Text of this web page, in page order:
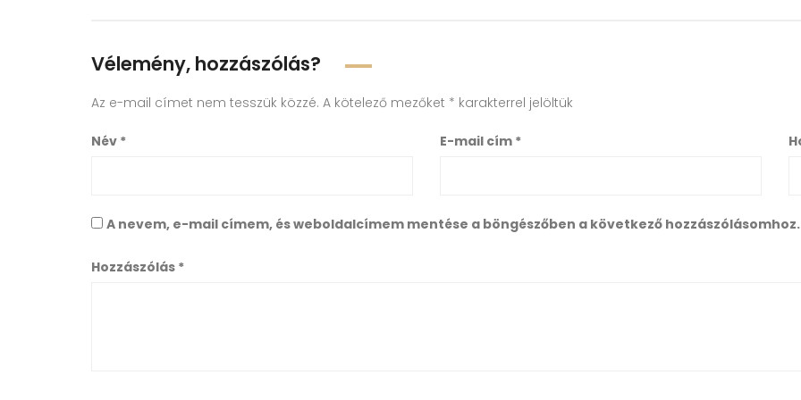
Vélemény, hozzászólás?
Az e-mail címet nem tesszük közzé. A kötelező mezőket * karakterrel jelöltük
Név * E-mail cím *
A nevem, e-mail címem, és weboldalcímem mentése a böngészőben a következő hozzászólásomhoz.
Hozzászólás *